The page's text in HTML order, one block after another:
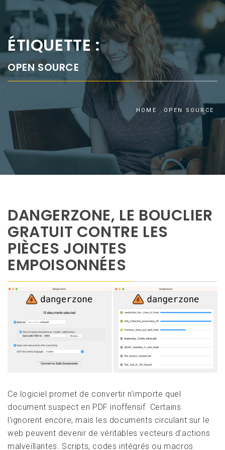
ÉTIQUETTE :
OPEN SOURCE
HOME OPEN SOURCE
DANGERZONE, LE BOUCLIER
GRATUIT CONTRE LES
PIÈCES JOINTES
EMPOISONNÉES
Ce logiciel promet de convertir n’importe quel
document suspect en PDF inoffensif. Certains
l’ignorent encore, mais les documents circulant sur le
web peuvent devenir de véritables vecteurs d’actions
malveillantes. Scripts, codes intégrés ou macros